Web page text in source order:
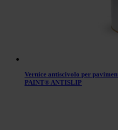
Vernice antiscivolo per
PAINT® ANTISLIP